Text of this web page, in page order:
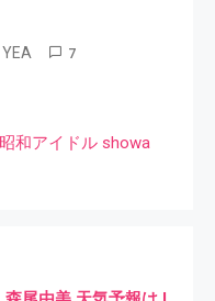
7
和アイドル showa